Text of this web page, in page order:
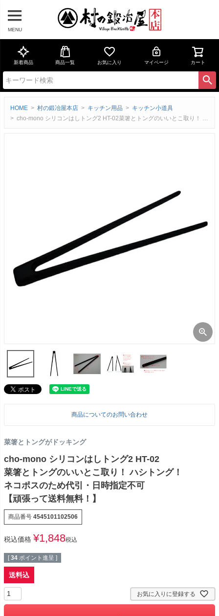
MENU
新着商品 商品一覧 お気に入り マイページ カート
HOME 村の鍛冶屋本店 キッチン用品
キッチン小道具
cho-mono シリコンはしトング2 HT-02菜箸とトングのいいとこ取り！ ハシトング！ネコポスのため代引・日時指定不可【頑張って送料無料！】
商品についてのお問い合わせ
菜箸とトングがドッキング
cho-mono シリコンはしトング2 HT-02
菜箸とトングのいいとこ取り！ ハシトング！
ネコポスのため代引・日時指定不可
【頑張って送料無料！】
商品番号 4545101102506
税込価格 ¥1,848税込
[ 34 ポイント進呈 ]
送料込
お気に入りに登録する